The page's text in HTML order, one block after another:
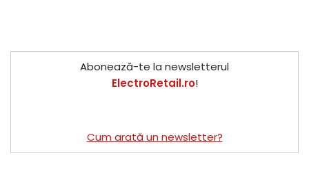
Abonează-te la newsletterul
ElectroRetail.ro!
Cum arată un newsletter?